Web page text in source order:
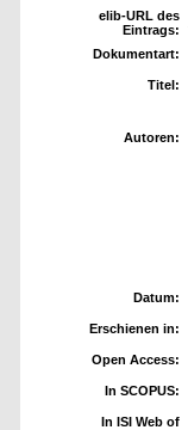
elib-URL des
Eintrags:
Dokumentart:
Titel:
Autoren:
Datum:
Erschienen in:
Open Access:
In SCOPUS:
In ISI Web of